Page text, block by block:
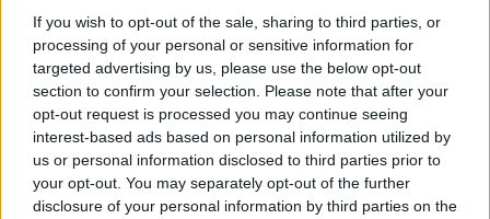
If you wish to opt-out of the sale, sharing to third parties, or
processing of your personal or sensitive information for
targeted advertising by us, please use the below opt-out
section to confirm your selection. Please note that after your
opt-out request is processed you may continue seeing
interest-based ads based on personal information utilized by
us or personal information disclosed to third parties prior to
your opt-out. You may separately opt-out of the further
disclosure of your personal information by third parties on the